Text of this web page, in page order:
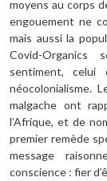
moyens au corps
engouement ne
mais aussi la
Covid-Organics
sentiment, celui
néocolonialisme.
malgache ont
l’Afrique, et de
premier remède
message
conscience : fier